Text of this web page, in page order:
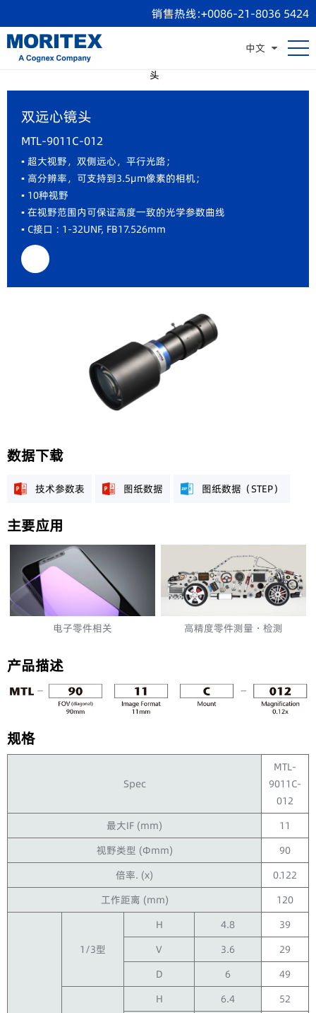
销售热线:+0086-21-8036 5424
中文
显微镜头 远心镜头
线扫镜
头
双远心镜头
MTL-9011C-012
▪ 超大视野，双侧远心，平行光路；
▪ 高分辨率，可支持到3.5μm像素的相机；
▪ 10种视野
▪ 在视野范围内可保证高度一致的光学参数曲线
▪ C接口 : 1-32UNF, FB17.526mm
数据下载
技术参数表 图纸数据 图纸数据（STEP）
主要应用
电子零件相关
高精度零件测量・检测
产品描述
规格
Spec
MTL-
9011C-
012
最大IF (mm)
11
视野类型 (Φmm)
90
倍率. (x)
0.122
工作距离 (mm)
120
1/3型
H 4.8
39
V
3.6
29
D
6 49
H 6.4
52